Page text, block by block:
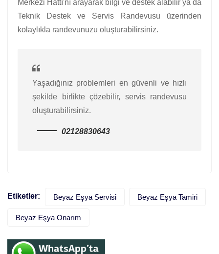
Merkezi Hattı'nı arayarak bilgi ve destek alabilir ya da
Teknik Destek ve Servis Randevusu üzerinden
kolaylıkla randevunuzu oluşturabilirsiniz.
Yaşadığınız problemleri en güvenli ve hızlı
şekilde birlikte çözebilir, servis randevusu
oluşturabilirsiniz.
02128830643
Etiketler: Beyaz Eşya Servisi Beyaz Eşya Tamiri
Beyaz Eşya Onarım